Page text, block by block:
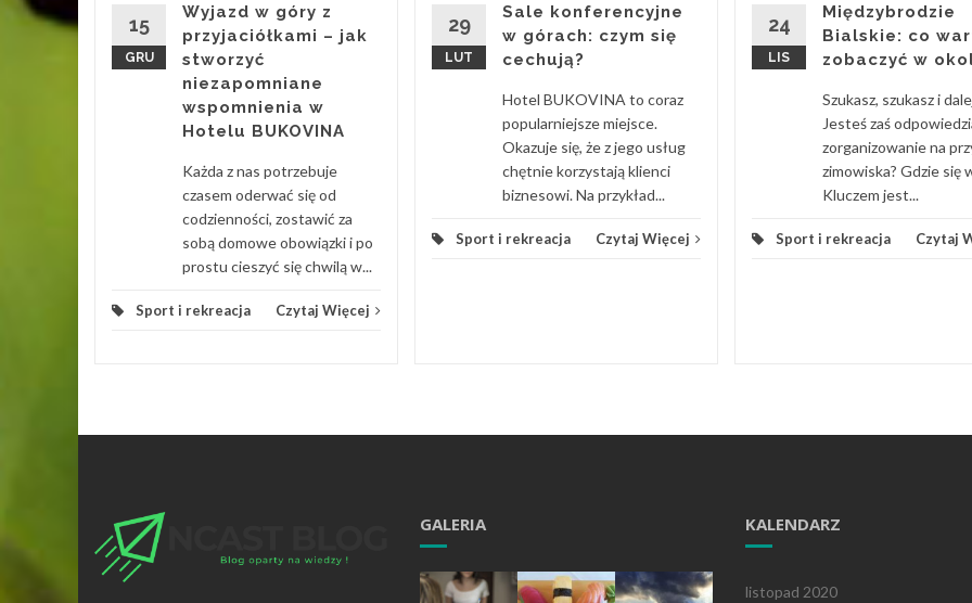
15
GRU
Wyjazd w góry z
przyjaciółkami – jak
stworzyć
niezapomniane
wspomnienia w
Hotelu BUKOVINA
Każda z nas potrzebuje
czasem oderwać się od
codzienności, zostawić za
sobą domowe obowiązki i po
prostu cieszyć się chwilą w...
Sport i rekreacja Czytaj Więcej
29
LUT
Sale konferencyjne
w górach: czym się
cechują?
Hotel BUKOVINA to coraz
popularniejsze miejsce.
Okazuje się, że z jego usług
chętnie korzystają klienci
biznesowi. Na przykład...
Sport i rekreacja Czytaj Więcej
24
LIS
Międzybrodzie
Bialskie: co
zobaczyć w
Szukasz, szukasz i
Jesteś zaś
zorganizowanie na
zimowiska? Gdzie się
Kluczem jest...
Sport i rekreacja Czytaj
GALERIA KALENDARZ
listopad 2020